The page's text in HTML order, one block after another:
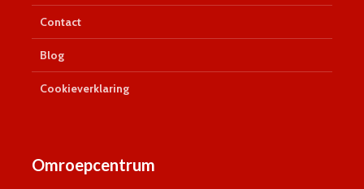
Contact
Blog
Cookieverklaring
Omroepcentrum